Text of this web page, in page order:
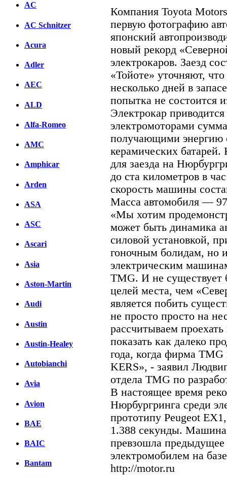
AC
AC Schnitzer
Acura
Adler
AEC
ALD
Alfa-Romeo
AMC
Amphicar
Arden
ASA
ASC
Ascari
Asia
Aston-Martin
Audi
Austin
Austin-Healey
Autobianchi
Avia
Avion
BAE
BAIC
Bantam
Компания Toyota
первую фотографию
японский
новый рекорд
электрокаров. Заезд
«Тойоте» уточняют,
несколько дней в
попытка не состоится
Электрокар
электромоторами
получающими энергию
керамических
для заезда на
до ста километров в
скорость машины
Масса автомобиля —
«Мы хотим
может быть динамика
силовой установкой,
гоночным болидам, но
электрическим
TMG. И не существует
целей места, чем
является побить
не просто просто на
рассчитываем
показать как далеко
года, когда фирма TMG
KERS», - заявил
отдела TMG по
В настоящее время
Нюрбургринга среди
прототипу Peugeot
1.388 секунды. Машина
превзошла
электромобилем на
http://motor.ru